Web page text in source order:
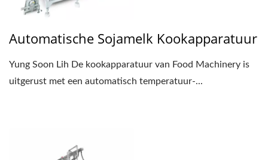
Automatische Sojamelk Kookapparatuur
Yung Soon Lih De kookapparatuur van Food Machinery is
uitgerust met een automatisch temperatuur-...